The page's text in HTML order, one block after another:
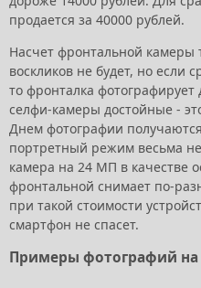
продается за 40000 рублей.
Насчет фронтальной камеры
воскликов не будет, но если
то фронталка
селфи-камеры достойные -
Днем фотографии
портретный режим весьма
камера на 24 МП в качестве
фронтальной снимает по-
при такой стоимости
смартфон не спасет.
Примеры фотографий на